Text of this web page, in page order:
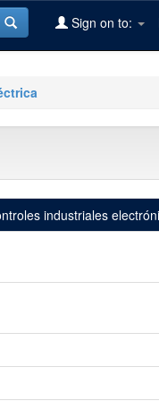
Sign on to:
industriales